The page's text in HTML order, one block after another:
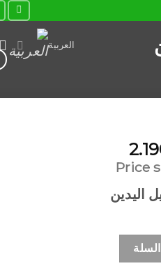
العربية
السعر
الحالي
ر.ع.2.190.
Price
اليدين
اليدين بالرمان